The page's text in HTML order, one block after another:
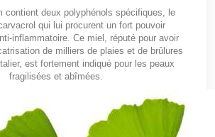
contient deux polyphénols spécifiques, le
qui lui procurent un fort pouvoir
inflammatoire. Ce miel, réputé pour avoir
de milliers de plaies et de brûlures
est fortement indiqué pour les peaux
fragilisées et abîmées.